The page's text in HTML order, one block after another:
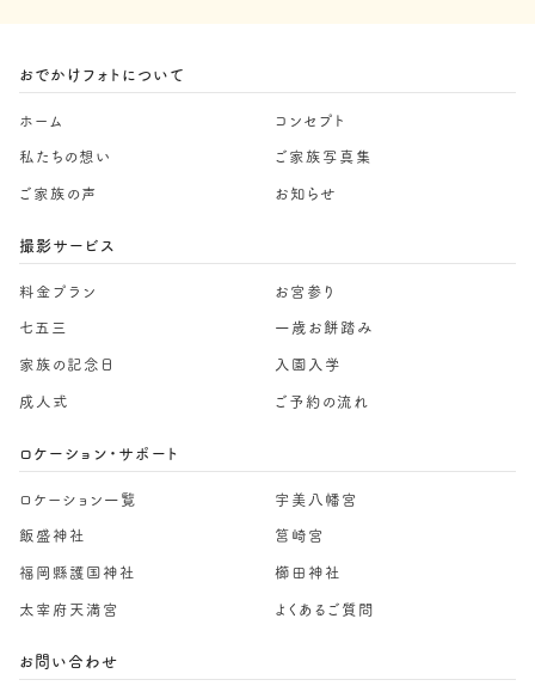
おでかけフォトについて
ホーム コンセプト
私たちの想い ご家族写真集
ご家族の声 お知らせ
撮影サービス
料金プラン お宮参り
七五三 一歳お餅踏み
家族の記念日 入園入学
成人式 ご予約の流れ
ロケーション・サポート
ロケーション一覧 宇美八幡宮
飯盛神社 筥崎宮
福岡縣護国神社 櫛田神社
太宰府天満宮 よくあるご質問
お問い合わせ